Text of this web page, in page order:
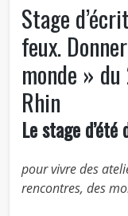
Stage
feux.
monde »
Rhin
Le stage
pour vivre des
rencontres, des